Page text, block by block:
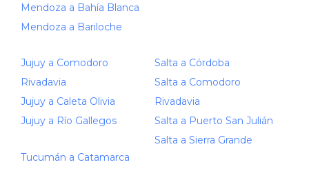
Mendoza a Bahía Blanca
Mendoza a Bariloche
Jujuy a Comodoro
Rivadavia
Jujuy a Caleta Olivia
Jujuy a Río Gallegos
Tucumán a Catamarca
Salta a Córdoba
Salta a Comodoro
Rivadavia
Salta a Puerto San Julián
Salta a Sierra Grande